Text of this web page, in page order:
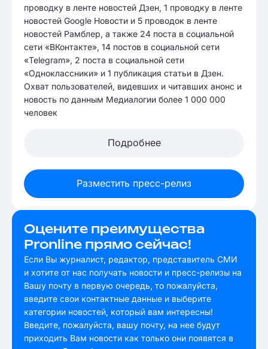
проводку в ленте новостей Дзен, 1 проводку в ленте
новостей Google Новости и 5 проводок в ленте
новостей Рамблер, а также 24 поста в социальной
сети «ВКонтакте», 14 постов в социальной сети
«Telegram», 2 поста в социальной сети
«Одноклассники» и 1 публикация статьи в Дзен.
Охват пользователей, видевших и читавших анонс и
новость по данным Медиалогии более 1 000 000
человек
Подробнее
Разместить пресс-релиз
Оцените преимущества
Pronline прямо сейчас!
Если Вы журналист, редактор, представитель СМИ
и хотите от нас получать новости и пресс-релизы на
Вашу почту в первую очередь, то пожалуйста,
введите свои контактные данные и выберите
категории новостей, который вам интересны!
Введите, пожалуйста, вашу почту, на нее будут
приходить Вам новости как только они появятся в